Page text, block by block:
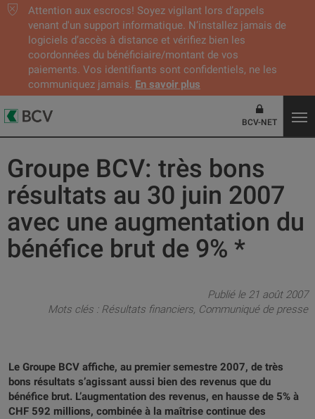
Attention aux escrocs! Soyez vigilant lors d’appels
venant d'un support informatique. N’installez jamais de
logiciels d’accès à distance et vérifiez bien les
coordonnées du bénéficiaire/montant de vos
paiements. Vos identifiants sont confidentiels, ne les
communiquez jamais. En savoir plus
BCV-NET
Groupe BCV: très bons
résultats au 30 juin 2007
avec une augmentation du
bénéfice brut de 9% *
Publié le 21 août 2007
Mots clés : Résultats financiers Communiqué de presse
Le Groupe BCV affiche, au premier semestre 2007, de très
bons résultats s’agissant aussi bien des revenus que du
bénéfice brut. L’augmentation des revenus, en hausse de 5% à
CHF 592 millions, combinée à la maîtrise continue des